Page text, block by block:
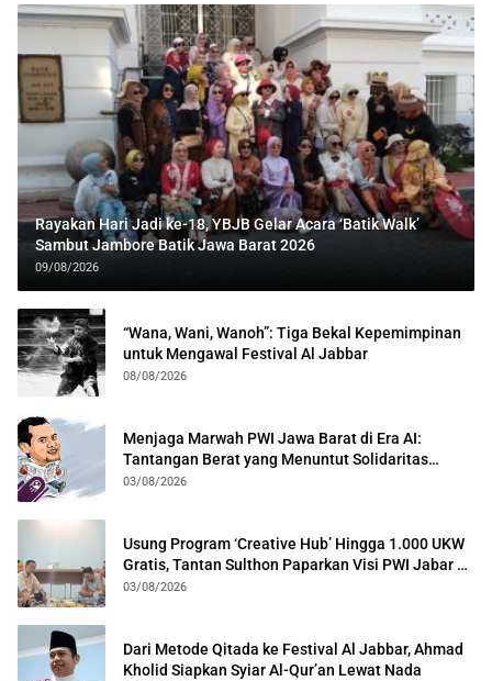
Rayakan Hari Jadi ke-18, YBJB Gelar Acara ‘Batik Walk’
Sambut Jambore Batik Jawa Barat 2026
09/08/2026
“Wana, Wani, Wanoh”: Tiga Bekal Kepemimpinan
untuk Mengawal Festival Al Jabbar
08/08/2026
Menjaga Marwah PWI Jawa Barat di Era AI:
Tantangan Berat yang Menuntut Solidaritas
Lintas Generasi
03/08/2026
Usung Program ‘Creative Hub’ Hingga 1.000 UKW
Gratis, Tantan Sulthon Paparkan Visi PWI Jabar di
Kota Bogor
03/08/2026
Dari Metode Qitada ke Festival Al Jabbar, Ahmad
Kholid Siapkan Syiar Al-Qur’an Lewat Nada